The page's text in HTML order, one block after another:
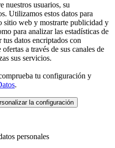
nuestros usuarios, su
Utilizamos estos datos para
sitio web y mostrarte publicidad y
para analizar las estadísticas de
datos encriptados con
a través de sus canales de
sus servicios.
tu configuración y
.
la configuración
personales